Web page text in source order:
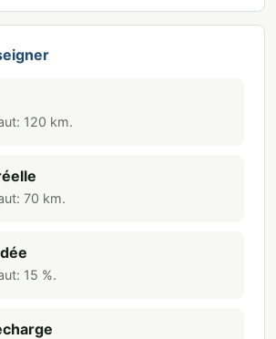
120 km.
70 km.
15 %.